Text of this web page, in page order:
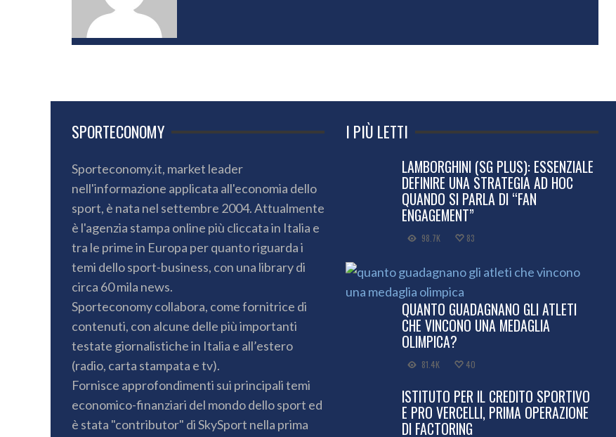
SPORTECONOMY
Sporteconomy.it, market leader
nell'informazione applicata all'economia dello
sport, è nata nel settembre 2004. Attualmente
è l'agenzia stampa online più cliccata in Italia e
tra le prime in Europa per quanto riguarda i
temi dello sport-business, con una library di
circa 60 mila news.
Sporteconomy collabora, come fornitrice di
contenuti, con alcune delle più importanti
testate giornalistiche in Italia e all’estero
(radio, carta stampata e tv).
Fornisce approfondimenti sui principali temi
economico-finanziari del mondo dello sport ed
è stata "contributor" di SkySport nella prima
I PIÙ LETTI
LAMBORGHINI (SG PLUS): ESSENZIALE
DEFINIRE UNA STRATEGIA AD HOC
QUANDO SI PARLA DI “FAN
ENGAGEMENT”
98.7K 83
QUANTO GUADAGNANO GLI ATLETI
CHE VINCONO UNA MEDAGLIA
OLIMPICA?
81.4K 40
ISTITUTO PER IL CREDITO SPORTIVO
E PRO VERCELLI, PRIMA OPERAZIONE
DI FACTORING